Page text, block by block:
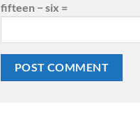
fifteen − six =